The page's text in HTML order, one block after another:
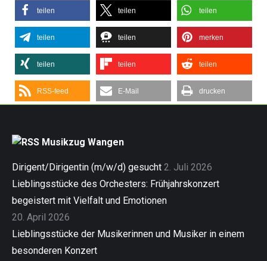
teilen teilen teilen
teilen teilen merken
teilen teilen teilen
RSS-feed E-Mail drucken
Musikzug Wangen
Dirigent/Dirigentin (m/w/d) gesucht 2. Juli 2026
Lieblingsstücke des Orchesters: Frühjahrskonzert
begeistert mit Vielfalt und Emotionen
20. April 2026
Lieblingsstücke der Musikerinnen und Musiker in einem
besonderen Konzert